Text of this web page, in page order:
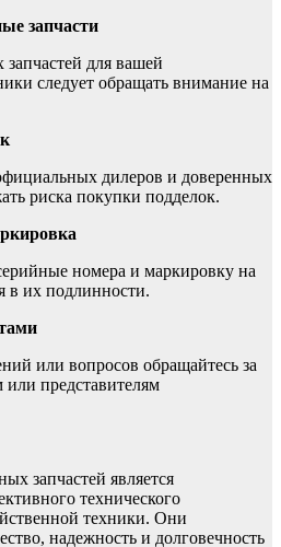
запчасти
для вашей
следует обращать внимание на
дилеров и доверенных
риска покупки подделок.
номера и маркировку на
в их подлинности.
или вопросов обращайтесь за
или представителям
запчастей является
технического
техники. Они
надежность и долговечность